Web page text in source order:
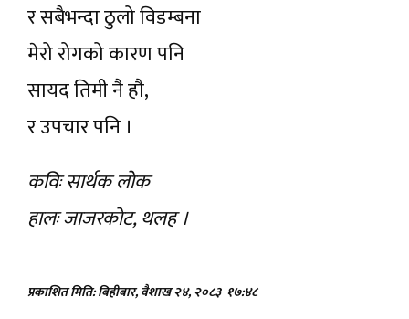
र सबैभन्दा ठुलो विडम्बना
मेरो रोगको कारण पनि
सायद तिमी नै हौ,
र उपचार पनि ।
कविः सार्थक लाेक
हालः जाजरकाेट, थलह ।
प्रकाशित मिति: बिहीबार, वैशाख २४, २०८३ १७:४८